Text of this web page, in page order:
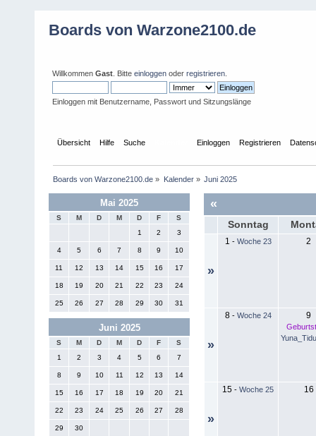
Boards von Warzone2100.de
Willkommen Gast . Bitte einloggen oder registrieren
Einloggen mit Benutzername, Passwort und Sitzungslänge
Übersicht Hilfe Suche Einloggen Registrieren
Boards von Warzone2100.de » Kalender» Juni 2025
Mai 2025
S M D M D F
S
1
2 3
4 5 6 7 8 9 10
11 12 13 14 15 16 17
18 19 20 21 22 23 24
25 26 27 28 29 30 31
Juni 2025
S M D M D F
S
1
2 3 4 5 6 7
8 9 10 11 12 13 14
15 16 17 18 19 20 21
22 23 24 25 26 27 28
29 30
«
Sonntag
»
1 - Woche 23 2
»
8- Woche 24 9
»
15 - Woche 25 16